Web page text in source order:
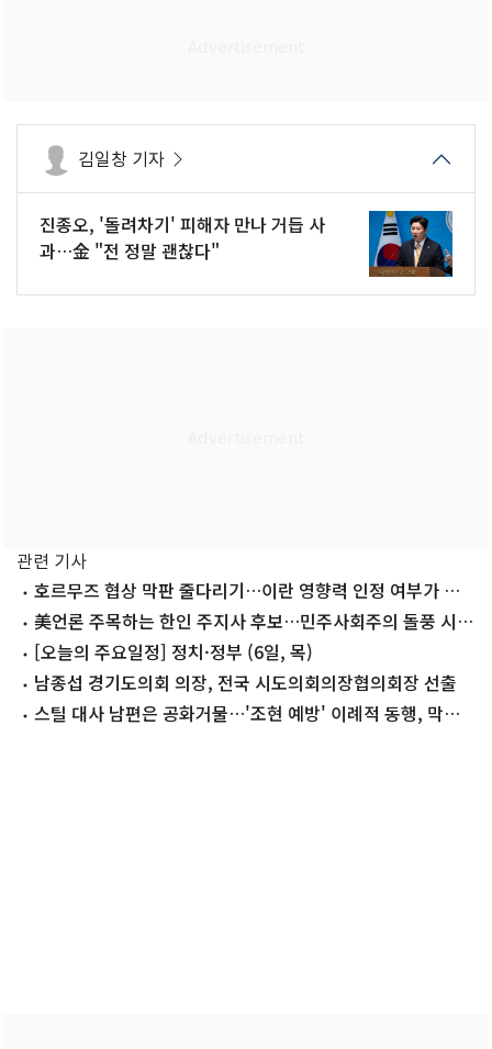
김일창 기자
진종오, '돌려차기' 피해자 만나 거듭 사
과…金 "전 정말 괜찮다"
관련 기사
호르무즈 협상 막판 줄다리기…이란 영향력 인정 여부가 관
건 美언론 주목하는 한인 주지사 후보…민주사회주의 돌풍 시험
대 [오늘의 주요일정] 정치·정부 (6일, 목)
남종섭 경기도의회 의장, 전국 시도의회의장협의회장 선출
스틸 대사 남편은 공화거물…'조현 예방' 이례적 동행, 막후